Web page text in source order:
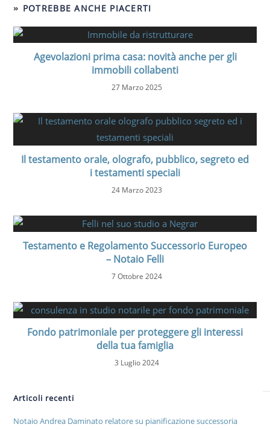
POTREBBE ANCHE PIACERTI
Agevolazioni prima casa: novità anche per gli
immobili collabenti
27 Marzo 2025
Il testamento orale, olografo, pubblico, segreto ed
i testamenti speciali
24 Marzo 2023
Testamento e Regolamento Successorio Europeo
– Notaio Felli
7 Ottobre 2024
Fondo patrimoniale per proteggere gli interessi
della tua famiglia
3 Luglio 2024
Articoli recenti
Notaio Andrea Daminato relatore su pianificazione successoria